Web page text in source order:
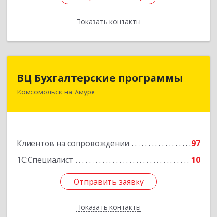
Показать контакты
Назад
ВЦ Бухгалтерские программы
Комсомольск-на-Амуре
Клиентов на сопровождении
97
1С:Специалист
10
Отправить заявку
Показать контакты
681000, Хабаровский край, Комсомольск-на-
Отправить заявку
Назад